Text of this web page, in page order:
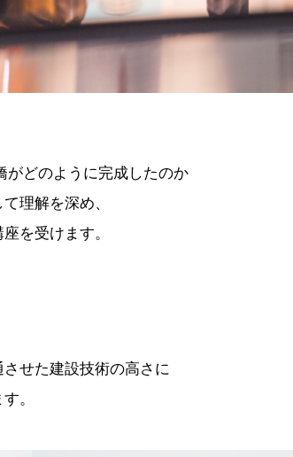
がどのように完成したのか
理解を深め、
を受けます。
せた建設技術の高さに
。